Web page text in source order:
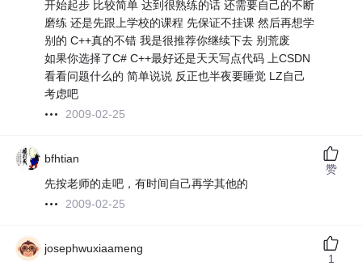
开始起步 比较简单 达到很熟练的话 还需要自己的不断
磨练 还是先跟上学校的课程 先保证不挂课 然后再想学
别的 C++真的不错 我是很推荐你继续下去 别荒废
如果你选择了C# C++最好还是天天写点代码 上CSDN
看看问题什么的 简单说说 反正也半夜要睡觉 LZ自己
考虑吧
2009-02-25
bfhtian
先按老师的走吧，有时间自己再学其他的
2009-02-25
赞
josephwuxiaameng
1